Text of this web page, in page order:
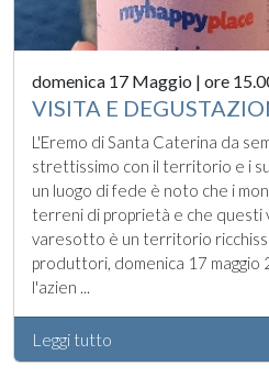
domenica 17 Maggio | ore
VISITA E
L'Eremo di Santa Caterina da
strettissimo con il territorio e i
un luogo di fede è noto che i
terreni di proprietà e che questi
varesotto è un territorio
produttori, domenica 17 maggio
l'azien ...
Leggi tutto